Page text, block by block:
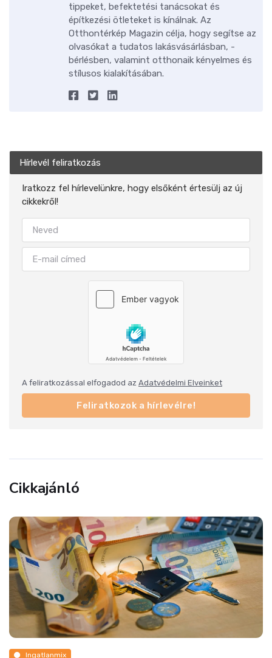
tippeket, befektetési tanácsokat és
építkezési ötleteket is kínálnak. Az
Otthontérkép Magazin célja, hogy segítse az
olvasókat a tudatos lakásvásárlásban, -
bérlésben, valamint otthonaik kényelmes és
stílusos kialakításában.
Hírlevél feliratkozás
Iratkozz fel hírlevelünkre, hogy elsőként értesülj az új
cikkekről!
A feliratkozással elfogadod az Adatvédelmi Elveinket
Feliratkozok a hírlevélre!
Cikkajánló
Ingatlanmix
Ilyen egy igazán élhető városi otthon
Budapesten